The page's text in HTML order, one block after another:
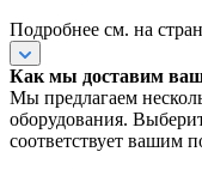
Подробнее см. на
Как мы доставим ваш
Мы предлагаем
оборудования.
соответствует вашим